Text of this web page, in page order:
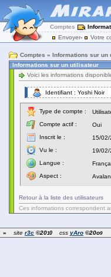
Comptes
Envoyer- Votre
Comptes » Informations sur un
Informations sur un utilisateur
Voici les informations
Identifiant : Yoshi Noir
Type de compte :
Compte actif :
Oui
Inscrit le :
15/
Vu le :
19/
Langue :
Aspect :
Retour à la liste des utilisateurs
Ces informations correspondent
» site r3c ©2010 css yAro ©20o9